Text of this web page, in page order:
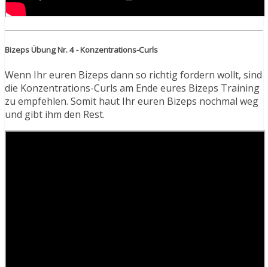
Bizeps Übung Nr. 4 - Konzentrations-Curls
Wenn Ihr euren Bizeps dann so richtig fordern wollt, sind
die Konzentrations-Curls am Ende eures Bizeps Training
zu empfehlen. Somit haut Ihr euren Bizeps nochmal weg
und gibt ihm den Rest.